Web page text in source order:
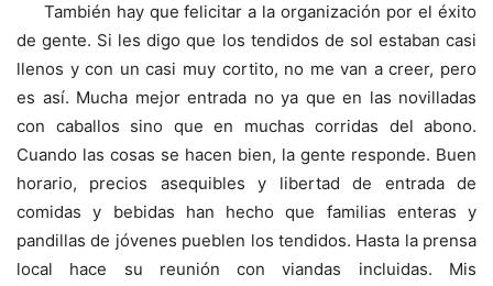
También hay que felicitar a la organización por el éxito
de gente. Si les digo que los tendidos de sol estaban casi
llenos y con un casi muy cortito, no me van a creer, pero
es así. Mucha mejor entrada no ya que en las novilladas
con caballos sino que en muchas corridas del abono.
Cuando las cosas se hacen bien, la gente responde. Buen
horario, precios asequibles y libertad de entrada de
comidas y bebidas han hecho que familias enteras y
pandillas de jóvenes pueblen los tendidos. Hasta la prensa
local hace su reunión con viandas incluidas. Mis